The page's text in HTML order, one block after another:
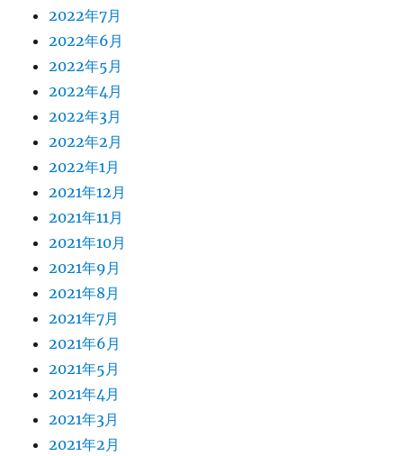
2022年7月
2022年6月
2022年5月
2022年4月
2022年3月
2022年2月
2022年1月
2021年12月
2021年11月
2021年10月
2021年9月
2021年8月
2021年7月
2021年6月
2021年5月
2021年4月
2021年3月
2021年2月